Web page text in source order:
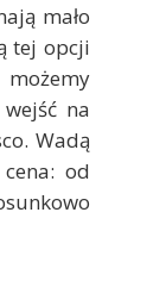
mało
tej opcji
na
Wadą
od